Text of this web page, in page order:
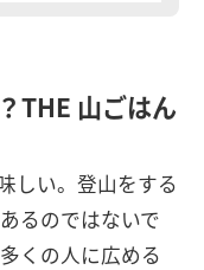
THE 山ごはん
しい。登山をする
るのではないで
くの人に広める